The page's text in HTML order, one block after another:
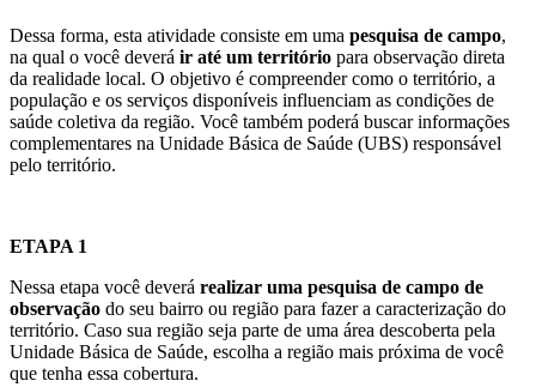
Dessa forma, esta atividade consiste em uma pesquisa de campo,
na qual o você deverá ir até um território para observação direta
da realidade local. O objetivo é compreender como o território, a
população e os serviços disponíveis influenciam as condições de
saúde coletiva da região. Você também poderá buscar informações
complementares na Unidade Básica de Saúde (UBS) responsável
pelo território.
ETAPA 1
Nessa etapa você deverá realizar uma pesquisa de campo de
observação do seu bairro ou região para fazer a caracterização do
território. Caso sua região seja parte de uma área descoberta pela
Unidade Básica de Saúde, escolha a região mais próxima de você
que tenha essa cobertura.